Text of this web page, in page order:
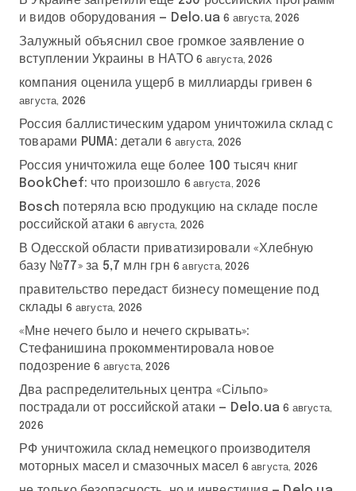
и видов оборудования — Delo.ua 6 августа, 2026
Залужный объяснил свое громкое заявление о
вступлении Украины в НАТО 6 августа, 2026
компания оценила ущерб в миллиарды гривен 6
августа, 2026
Россия баллистическим ударом уничтожила склад с
товарами PUMA: детали 6 августа, 2026
Россия уничтожила еще более 100 тысяч книг
BookChef: что произошло 6 августа, 2026
Bosch потеряла всю продукцию на складе после
российской атаки 6 августа, 2026
В Одесской области приватизировали «Хлебную
базу №77» за 5,7 млн грн 6 августа, 2026
правительство передаст бизнесу помещение под
склады 6 августа, 2026
«Мне нечего было и нечего скрывать»:
Стефанишина прокомментировала новое
подозрение 6 августа, 2026
Два распределительных центра «Сільпо»
пострадали от российской атаки — Delo.ua 6 августа,
2026
РФ уничтожила склад немецкого производителя
моторных масел и смазочных масел 6 августа, 2026